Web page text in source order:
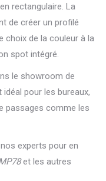
rectangulaire. La
de créer un profilé
choix de la couleur à la
spot intégré.
le showroom de
pour les bureaux,
passages comme les
experts pour en
et les autres